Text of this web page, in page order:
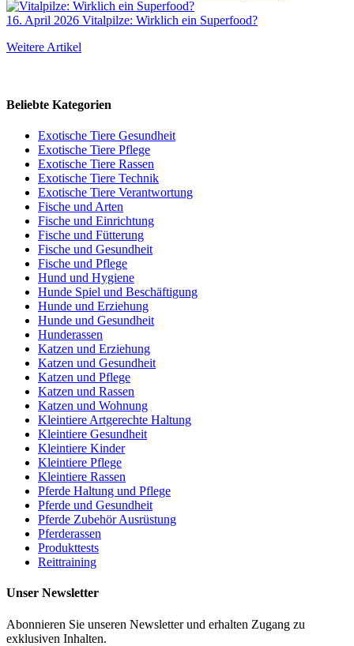
16. April 2026 Vitalpilze: Wirklich ein Superfood?
Weitere Artikel
Beliebte Kategorien
Exotische Tiere Gesundheit
Exotische Tiere Pflege
Exotische Tiere Rassen
Exotische Tiere Technik
Exotische Tiere Verantwortung
Fische und Arten
Fische und Einrichtung
Fische und Fütterung
Fische und Gesundheit
Fische und Pflege
Hund und Hygiene
Hunde Spiel und Beschäftigung
Hunde und Erziehung
Hunde und Gesundheit
Hunderassen
Katzen und Erziehung
Katzen und Gesundheit
Katzen und Pflege
Katzen und Rassen
Katzen und Wohnung
Kleintiere Artgerechte Haltung
Kleintiere Gesundheit
Kleintiere Kinder
Kleintiere Pflege
Kleintiere Rassen
Pferde Haltung und Pflege
Pferde und Gesundheit
Pferde Zubehör Ausrüstung
Pferderassen
Produkttests
Reittraining
Unser Newsletter
Abonnieren Sie unseren Newsletter und erhalten Zugang zu
exklusiven Inhalten.